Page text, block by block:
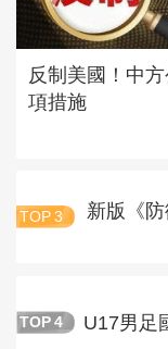
反制美國！中
項措施
TOP 3 新版《
TOP 4 U17男足